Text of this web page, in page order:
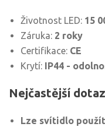
Životnost LED: 15
Záruka: 2 roky
Certifikace: CE
Krytí: IP44 -
Nejčastější
Lze svítidlo